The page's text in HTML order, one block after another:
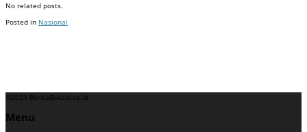
No related posts.
Posted in Nasional
©2024 BeritaBekasi.co.id
Menu